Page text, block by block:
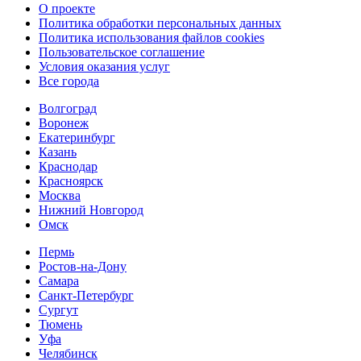
О проекте
Политика обработки персональных данных
Политика использования файлов cookies
Пользовательское соглашение
Условия оказания услуг
Все города
Волгоград
Воронеж
Екатеринбург
Казань
Краснодар
Красноярск
Москва
Нижний Новгород
Омск
Пермь
Ростов-на-Дону
Самара
Санкт-Петербург
Сургут
Тюмень
Уфа
Челябинск